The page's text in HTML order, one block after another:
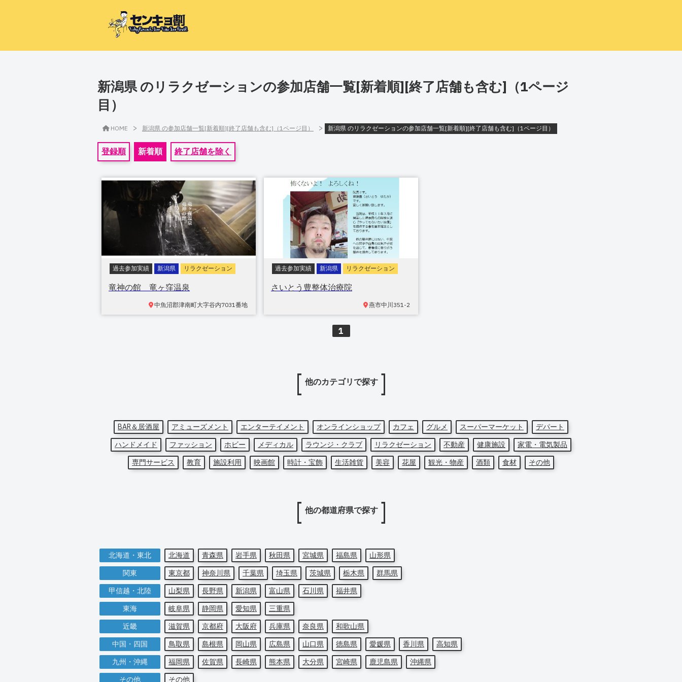
新潟県 のリラクゼーションの参加店舗一覧[新着順][終了店舗も含む]（1ページ
目）
HOME > 新潟県 の参加店舗一覧[新着順][終了店舗も含む]（1ページ目） > 新潟県 のリラクゼーションの参加店舗一覧[新着順][終了店舗も含む]（1ページ目）
登録順 新着順 終了店舗を除く
過去参加実績 新潟県 リラクゼーション
竜神の館 竜ヶ窪温泉
中魚沼郡津南町大字谷内7031番地
過去参加実績 新潟県 リラクゼーション
さいとう豊整体治療院
燕市中川351-2
1
他のカテゴリで探す
BAR＆居酒屋 アミューズメント エンターテイメント オンラインショップ カフェ グルメ スーパーマーケット
デパート
ハンドメイド
ファッション ホビー メディカル ラウンジ・クラブ リラクゼーション 不動産 健康施設
家電・電気製品
専門サービス
教育 施設利用 映画館 時計・宝飾 生活雑貨 美容 花屋 観光・物産 酒類 食材 その他
他の都道府県で探す
北海道・東北 北海道 青森県 岩手県 秋田県 宮城県 福島県
山形県
関東
東京都 神奈川県 千葉県 埼玉県 茨城県 栃木県
群馬県
甲信越・北陸
山梨県 長野県 新潟県 富山県 石川県
福井県
東海
岐阜県 静岡県 愛知県
三重県
近畿
滋賀県 京都府 大阪府 兵庫県 奈良県
和歌山県
中国・四国
鳥取県 島根県 岡山県 広島県 山口県 徳島県 愛媛県 香川県
高知県
九州・沖縄
福岡県 佐賀県 長崎県 熊本県 大分県 宮崎県 鹿児島県
沖縄県
その他
その他